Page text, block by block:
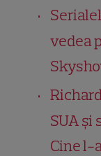
vedea
SUA și
Cine l-